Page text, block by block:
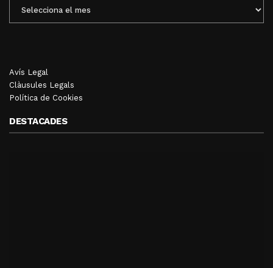
MENSUALS
Avís Legal
Clàusules Legals
Política de Cookies
DESTACADES